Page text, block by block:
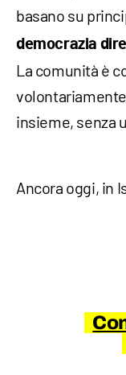
basano su
democrazia
La comunità è
insieme, senza
Ancora oggi, in